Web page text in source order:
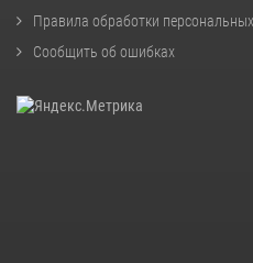
Правила обработки
Сообщить об ошибках